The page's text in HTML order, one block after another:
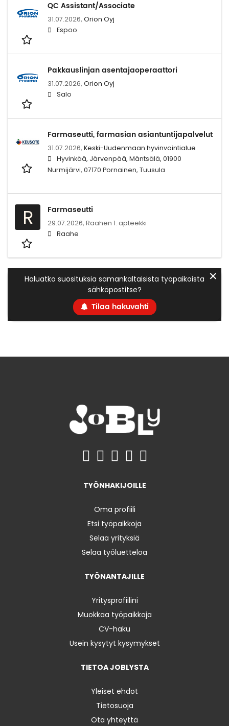
QC Assistant/Associate
31.07.2026, Orion Oyj
Espoo
Pakkauslinjan asentajaoperaattori
31.07.2026, Orion Oyj
Salo
Farmaseutti, farmasian asiantuntijapalvelut
31.07.2026, Keski-Uudenmaan hyvinvointialue
Hyvinkää, Järvenpää, Mäntsälä, 01900
Nurmijärvi, 07170 Pornainen, Tuusula
R Farmaseutti
29.07.2026, Raahen 1. apteekki
Raahe
Haluatko suosituksia samankaltaisista työpaikoista
sähköpostitse?
Tilaa hakuvahti
✕
TYÖNHAKIJOILLE
Oma profiili
Etsi työpaikkoja
Selaa yrityksiä
Selaa työluetteloa
TYÖNANTAJILLE
Yritysprofiilini
Muokkaa työpaikkoja
CV-haku
Usein kysytyt kysymykset
TIETOA JOBLYSTA
Yleiset ehdot
Tietosuoja
Ota yhteyttä